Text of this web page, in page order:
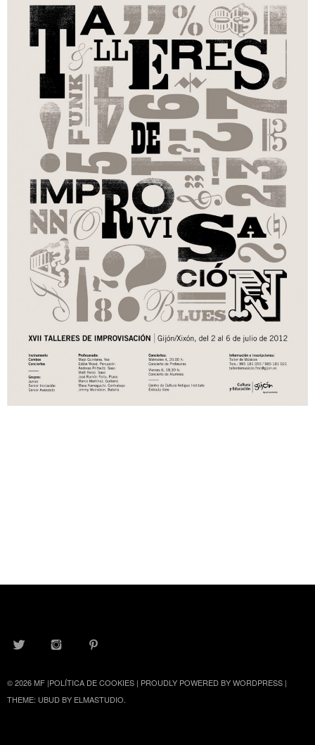
© 2026MF |POLÍTICA DE COOKIES | PROUDLY POWERED BY WORDPRESS |
THEME: UBUD BY ELMASTUDIO